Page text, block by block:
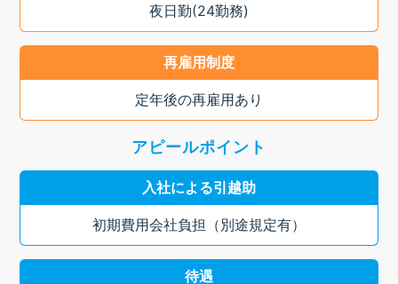
夜日勤(24勤務)
再雇用制度
定年後の再雇用あり
アピールポイント
入社による引越助
初期費用会社負担（別途規定有）
待遇